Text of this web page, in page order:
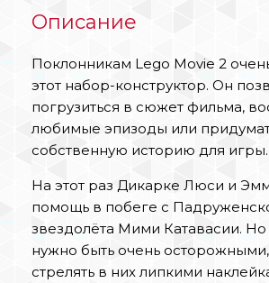
Описание
Поклонникам Lego Movie 2
этот набор-конструктор. Он
погрузиться в сюжет фильма,
любимые эпизоды или
собственную историю для игры.
На этот раз Дикарке Люси и
помощь в побеге с
звездолёта Мими Катавасии.
нужно быть очень
стрелять в них липкими